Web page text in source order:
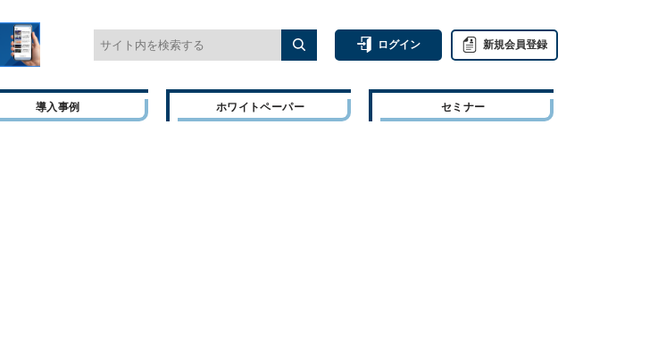
ログイン 新規会員登録
導入事例 ホワイトペーパー セミナー